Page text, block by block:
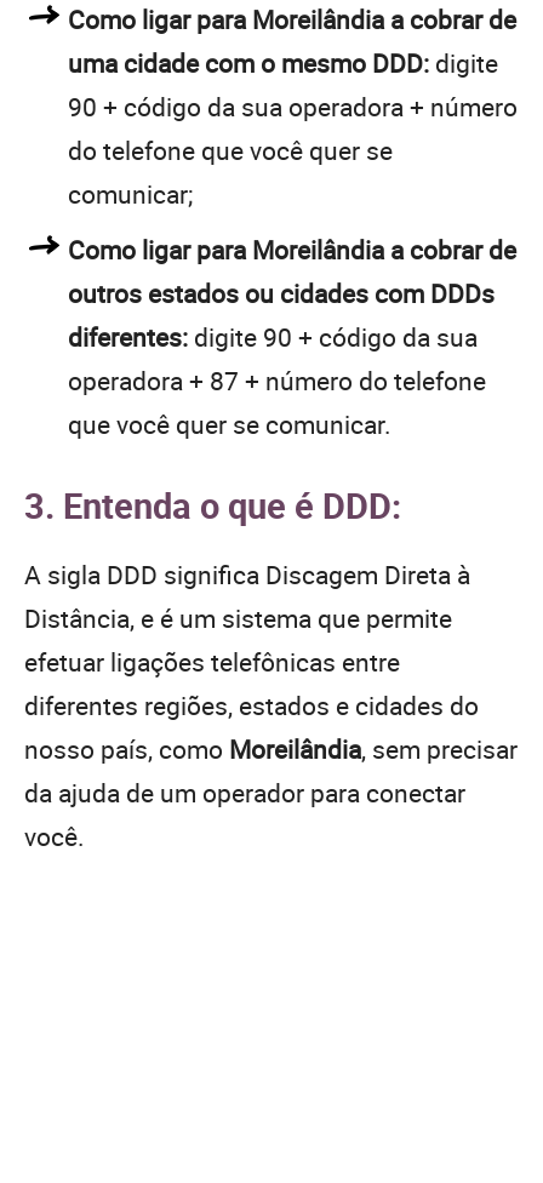
Como ligar para Moreilândia a cobrar de
uma cidade com o mesmo DDD: digite
90 + código da sua operadora + número
do telefone que você quer se
comunicar;
Como ligar para Moreilândia a cobrar de
outros estados ou cidades com DDDs
diferentes: digite 90 + código da sua
operadora + 87 + número do telefone
que você quer se comunicar.
3. Entenda o que é DDD:
A sigla DDD significa Discagem Direta à
Distância, e é um sistema que permite
efetuar ligações telefônicas entre
diferentes regiões, estados e cidades do
nosso país, como Moreilândia, sem precisar
da ajuda de um operador para conectar
você.